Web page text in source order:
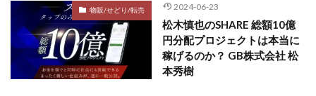
物販/せどり/転売 2024-06-23
松木慎也のSHARE 総額10億
円分配プロジェクトは本当に
稼げるのか？ GB株式会社 松
本秀樹